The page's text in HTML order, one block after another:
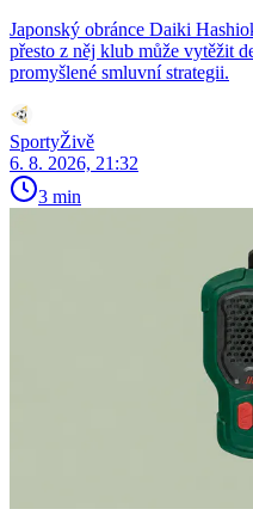
Japonský obránce Daiki
přesto z něj klub může vytěžit
promyšlené smluvní strategii.
SportyŽivě
6. 8. 2026, 21:32
3 min